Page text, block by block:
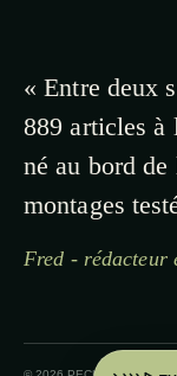
« Entre deux
889 articles à
né au bord de
montages
Fred - rédacteur